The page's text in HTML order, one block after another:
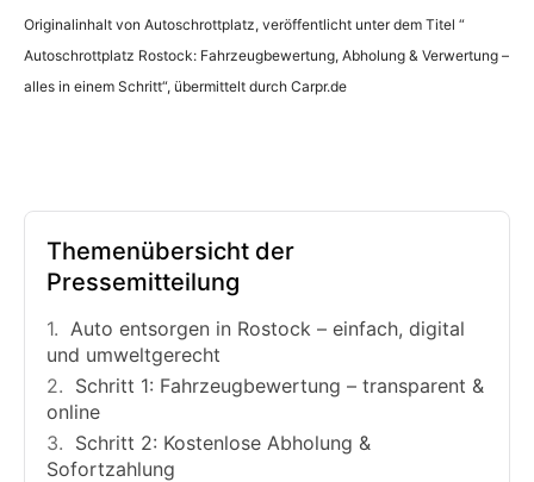
Originalinhalt von Autoschrottplatz, veröffentlicht unter dem Titel “
Autoschrottplatz Rostock: Fahrzeugbewertung, Abholung & Verwertung –
alles in einem Schritt“, übermittelt durch Carpr.de
Themenübersicht der
Pressemitteilung
Auto entsorgen in Rostock – einfach, digital
und umweltgerecht
Schritt 1: Fahrzeugbewertung – transparent &
online
Schritt 2: Kostenlose Abholung &
Sofortzahlung